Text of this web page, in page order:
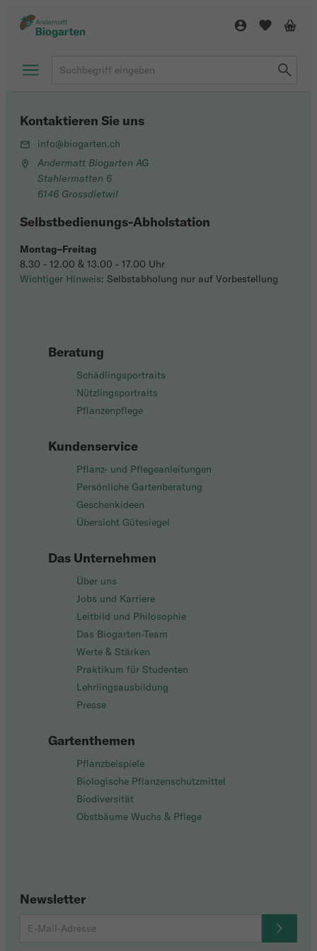
Beratung
Schädlingsportraits
Nützlingsportraits
Pflanzenpflege
Kundenservice
Pflanz- und Pflegeanleitungen
Persönliche Gartenberatung
Geschenkideen
Übersicht Gütesiegel
Das Unternehmen
Über uns
Jobs und Karriere
Leitbild und Philosophie
Das Biogarten-Team
Werte & Stärken
Praktikum für Studenten
Lehrlingsausbildung
Presse
Gartenthemen
Pflanzbeispiele
Biologische Pflanzenschutzmittel
Biodiversität
Obstbäume Wuchs & Pflege
Newsletter
Kontaktieren Sie uns
info@biogarten.ch
Andermatt Biogarten AG
Stahlermatten 6
6146 Grossdietwil
Selbstbedienungs-Abholstation
Montag–Freitag
8.30 - 12.00 & 13.00 - 17.00 Uhr
Wichtiger Hinweis: Selbstabholung nur auf Vorbestellung